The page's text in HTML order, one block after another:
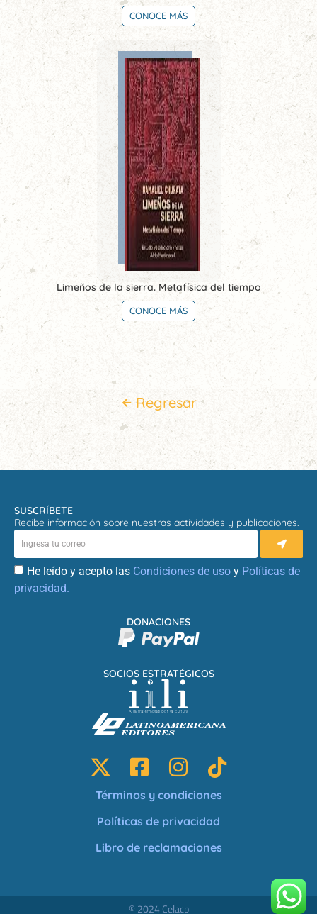
CONOCE MÁS
Limeños de la sierra. Metafísica del tiempo
CONOCE MÁS
Regresar
SUSCRÍBETE
Recibe información sobre nuestras actividades y publicaciones.
He leído y acepto las Condiciones de uso y Políticas de
privacidad.
SOCIOS ESTRATÉGICOS
DONACIONES
Términos y condiciones
Políticas de privacidad
Libro de reclamaciones
© 2024 Celacp